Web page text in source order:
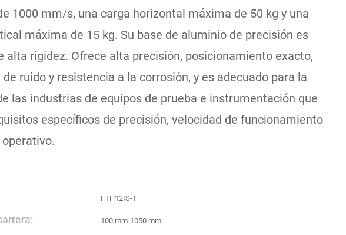
1000 mm/s, una carga horizontal máxima de 50 kg y una
máxima de 15 kg. Su base de aluminio de precisión es
alta rigidez. Ofrece alta precisión, posicionamiento exacto,
ruido y resistencia a la corrosión, y es adecuado para la
las industrias de equipos de prueba e instrumentación que
específicos de precisión, velocidad de funcionamiento
FTH12IS-T
100 mm-1050 mm